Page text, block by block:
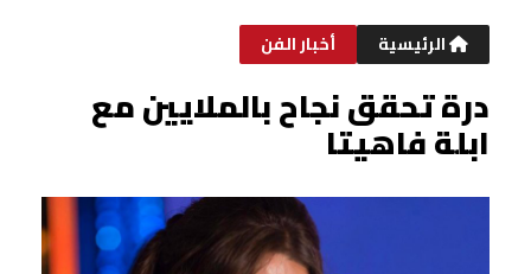
الرئيسية أخبار الفن
درة تحقق نجاح بالملايين مع
ابلة فاهيتا